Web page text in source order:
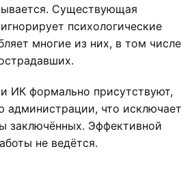
Существующая
психологические
многие из них, в том числе
ИК формально присутствуют,
администрации, что исключает
заключённых. Эффективной
не ведётся.